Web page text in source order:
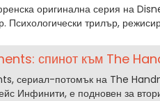
оригинална серия на
Психологически трилър,
спинот към The
сериал-потомък на The
Инфинити, е подновен за